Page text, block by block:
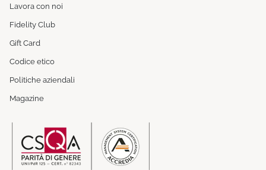
Lavora con noi
Fidelity Club
Gift Card
Codice etico
Politiche aziendali
Magazine